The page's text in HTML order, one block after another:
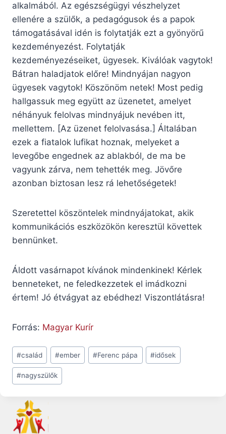
alkalmából. Az egészségügyi vészhelyzet
ellenére a szülők, a pedagógusok és a papok
támogatásával idén is folytatják ezt a gyönyörű
kezdeményezést. Folytatják
kezdeményezéseiket, ügyesek. Kiválóak vagytok!
Bátran haladjatok előre! Mindnyájan nagyon
ügyesek vagytok! Köszönöm netek! Most pedig
hallgassuk meg együtt az üzenetet, amelyet
néhányuk felolvas mindnyájuk nevében itt,
mellettem. [Az üzenet felolvasása.] Általában
ezek a fiatalok lufikat hoznak, melyeket a
levegőbe engednek az ablakból, de ma be
vagyunk zárva, nem tehették meg. Jövőre
azonban biztosan lesz rá lehetőségetek!
Szeretettel köszöntelek mindnyájatokat, akik
kommunikációs eszközökön keresztül követtek
bennünket.
Áldott vasárnapot kívánok mindenkinek! Kérlek
benneteket, ne feledkezzetek el imádkozni
értem! Jó étvágyat az ebédhez! Viszontlátásra!
Forrás: Magyar Kurír
Post
Tags:
#család #ember #Ferenc pápa #idősek
#nagyszülők